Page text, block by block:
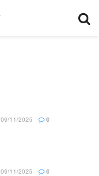
09/11/2025 0
09/11/2025 0